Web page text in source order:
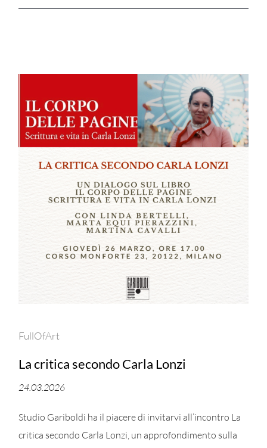
FullOfArt
La critica secondo Carla Lonzi
24.03.2026
Studio Gariboldi ha il piacere di invitarvi all’incontro La
critica secondo Carla Lonzi, un approfondimento sulla